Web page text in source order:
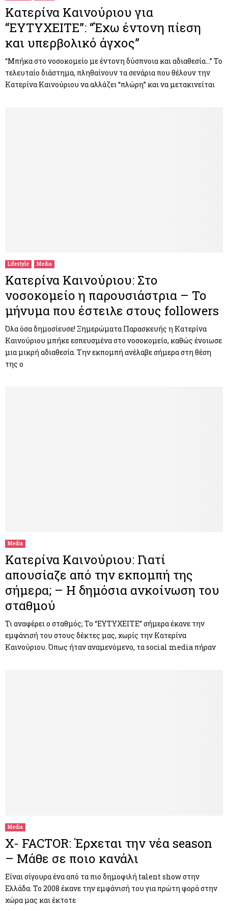
Κατερίνα Καινούριου για
“ΕΥΤΥΧΕΙΤΕ”: “Έχω έντονη πίεση
και υπερβολικό άγχος”
“Μπήκα στο νοσοκομείο με έντονη δύσπνοια και αδιαθεσία…” Το
τελευταίο διάστημα, πληθαίνουν τα σενάρια που θέλουν την
Κατερίνα Καινούριου να αλλάζει “πλώρη” και να μετακινείται
Lifestyle Media
Κατερίνα Καινούριου: Στο
νοσοκομείο η παρουσιάστρια – Το
μήνυμα που έστειλε στους followers
Όλα όσα δημοσίευσε! Ξημερώματα Παρασκευής η Κατερίνα
Καινούριου μπήκε εσπευσμένα στο νοσοκομείο, καθώς ένοιωσε
μια μικρή αδιαθεσία. Την εκπομπή ανέλαβε σήμερα στη θέση
της ο
Media
Κατερίνα Καινούριου: Γιατί
απουσίαζε από την εκπομπή της
σήμερα; – Η δημόσια ανκοίνωση του
σταθμού
Τι αναφέρει ο σταθμός; Το “ΕΥΤΥΧΕΙΤΕ” σήμερα έκανε την
εμφάνισή του στους δέκτες μας, χωρίς την Κατερίνα
Καινούριου. Όπως ήταν αναμενόμενο, τα social media πήραν
Media
Χ- FACTOR: Έρχεται την νέα season
– Μάθε σε ποιο κανάλι
Είναι σίγουρα ένα από τα πιο δημοφιλή talent show στην
Ελλάδα. To 2008 έκανε την εμφάνισή του για πρώτη φορά στην
χώρα μας και έκτοτε